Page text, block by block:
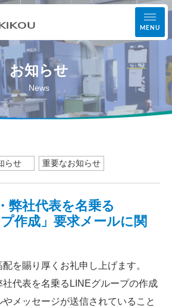
MENU
事業案内
設備紹介
お知らせ
096-293-7666
お知らせ
News
らせ 重要なお知らせ
弊社代表を名乗る
プ作成」要求メールに関
を賜り厚くお礼申し上げます。
代表を名乗るLINEグループの作成
メッセージが送信されていること